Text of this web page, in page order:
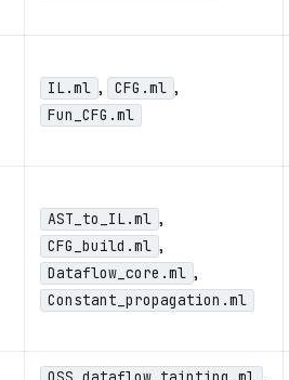
IL.ml , CFG.ml ,
Fun_CFG.ml
AST_to_IL.ml ,
CFG_build.ml ,
Dataflow_core.ml ,
Constant_propagation.ml